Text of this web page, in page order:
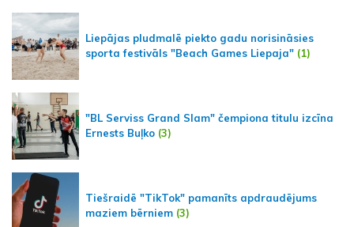
Liepājas pludmalē piekto gadu norisināsies
sporta festivāls "Beach Games Liepaja" (1)
"BL Serviss Grand Slam" čempiona titulu izcīna
Ernests Buļko (3)
Tiešraidē "TikTok" pamanīts apdraudējums
maziem bērniem (3)